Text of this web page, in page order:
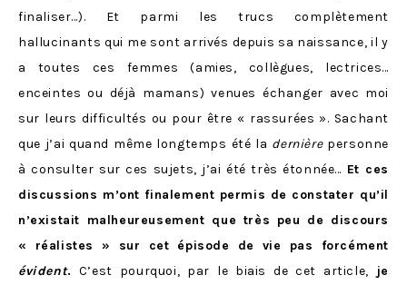
finaliser…). Et parmi les trucs complètement
hallucinants qui me sont arrivés depuis sa naissance, il y
a toutes ces femmes (amies, collègues, lectrices…
enceintes ou déjà mamans) venues échanger avec moi
sur leurs difficultés ou pour être « rassurées ». Sachant
que j’ai quand même longtemps été la dernièrepersonne
à consulter sur ces sujets, j’ai été très étonnée… Et ces
discussions m’ont finalement permis de constater qu’il
n’existait malheureusement que très peu de discours
« réalistes » sur cet épisode de vie pas forcément
évident. C’est pourquoi, par le biais de cet article,
je